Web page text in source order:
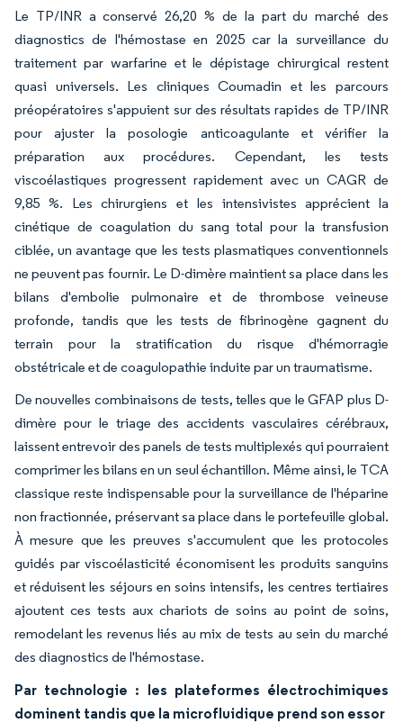
Le TP/INR a conservé 26,20 % de la part du marché des
diagnostics de l'hémostase en 2025 car la surveillance du
traitement par warfarine et le dépistage chirurgical restent
quasi universels. Les cliniques Coumadin et les parcours
préopératoires s'appuient sur des résultats rapides de TP/INR
pour ajuster la posologie anticoagulante et vérifier la
préparation aux procédures. Cependant, les tests
viscoélastiques progressent rapidement avec un CAGR de
9,85 %. Les chirurgiens et les intensivistes apprécient la
cinétique de coagulation du sang total pour la transfusion
ciblée, un avantage que les tests plasmatiques conventionnels
ne peuvent pas fournir. Le D-dimère maintient sa place dans les
bilans d'embolie pulmonaire et de thrombose veineuse
profonde, tandis que les tests de fibrinogène gagnent du
terrain pour la stratification du risque d'hémorragie
obstétricale et de coagulopathie induite par un traumatisme.
De nouvelles combinaisons de tests, telles que le GFAP plus D-
dimère pour le triage des accidents vasculaires cérébraux,
laissent entrevoir des panels de tests multiplexés qui pourraient
comprimer les bilans en un seul échantillon. Même ainsi, le TCA
classique reste indispensable pour la surveillance de l'héparine
non fractionnée, préservant sa place dans le portefeuille global.
À mesure que les preuves s'accumulent que les protocoles
guidés par viscoélasticité économisent les produits sanguins
et réduisent les séjours en soins intensifs, les centres tertiaires
ajoutent ces tests aux chariots de soins au point de soins,
remodelant les revenus liés au mix de tests au sein du marché
des diagnostics de l'hémostase.
Par technologie : les plateformes électrochimiques
dominent tandis que la microfluidique prend son essor